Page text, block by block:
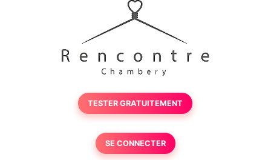
TESTER GRATUITEMENT
SE CONNECTER